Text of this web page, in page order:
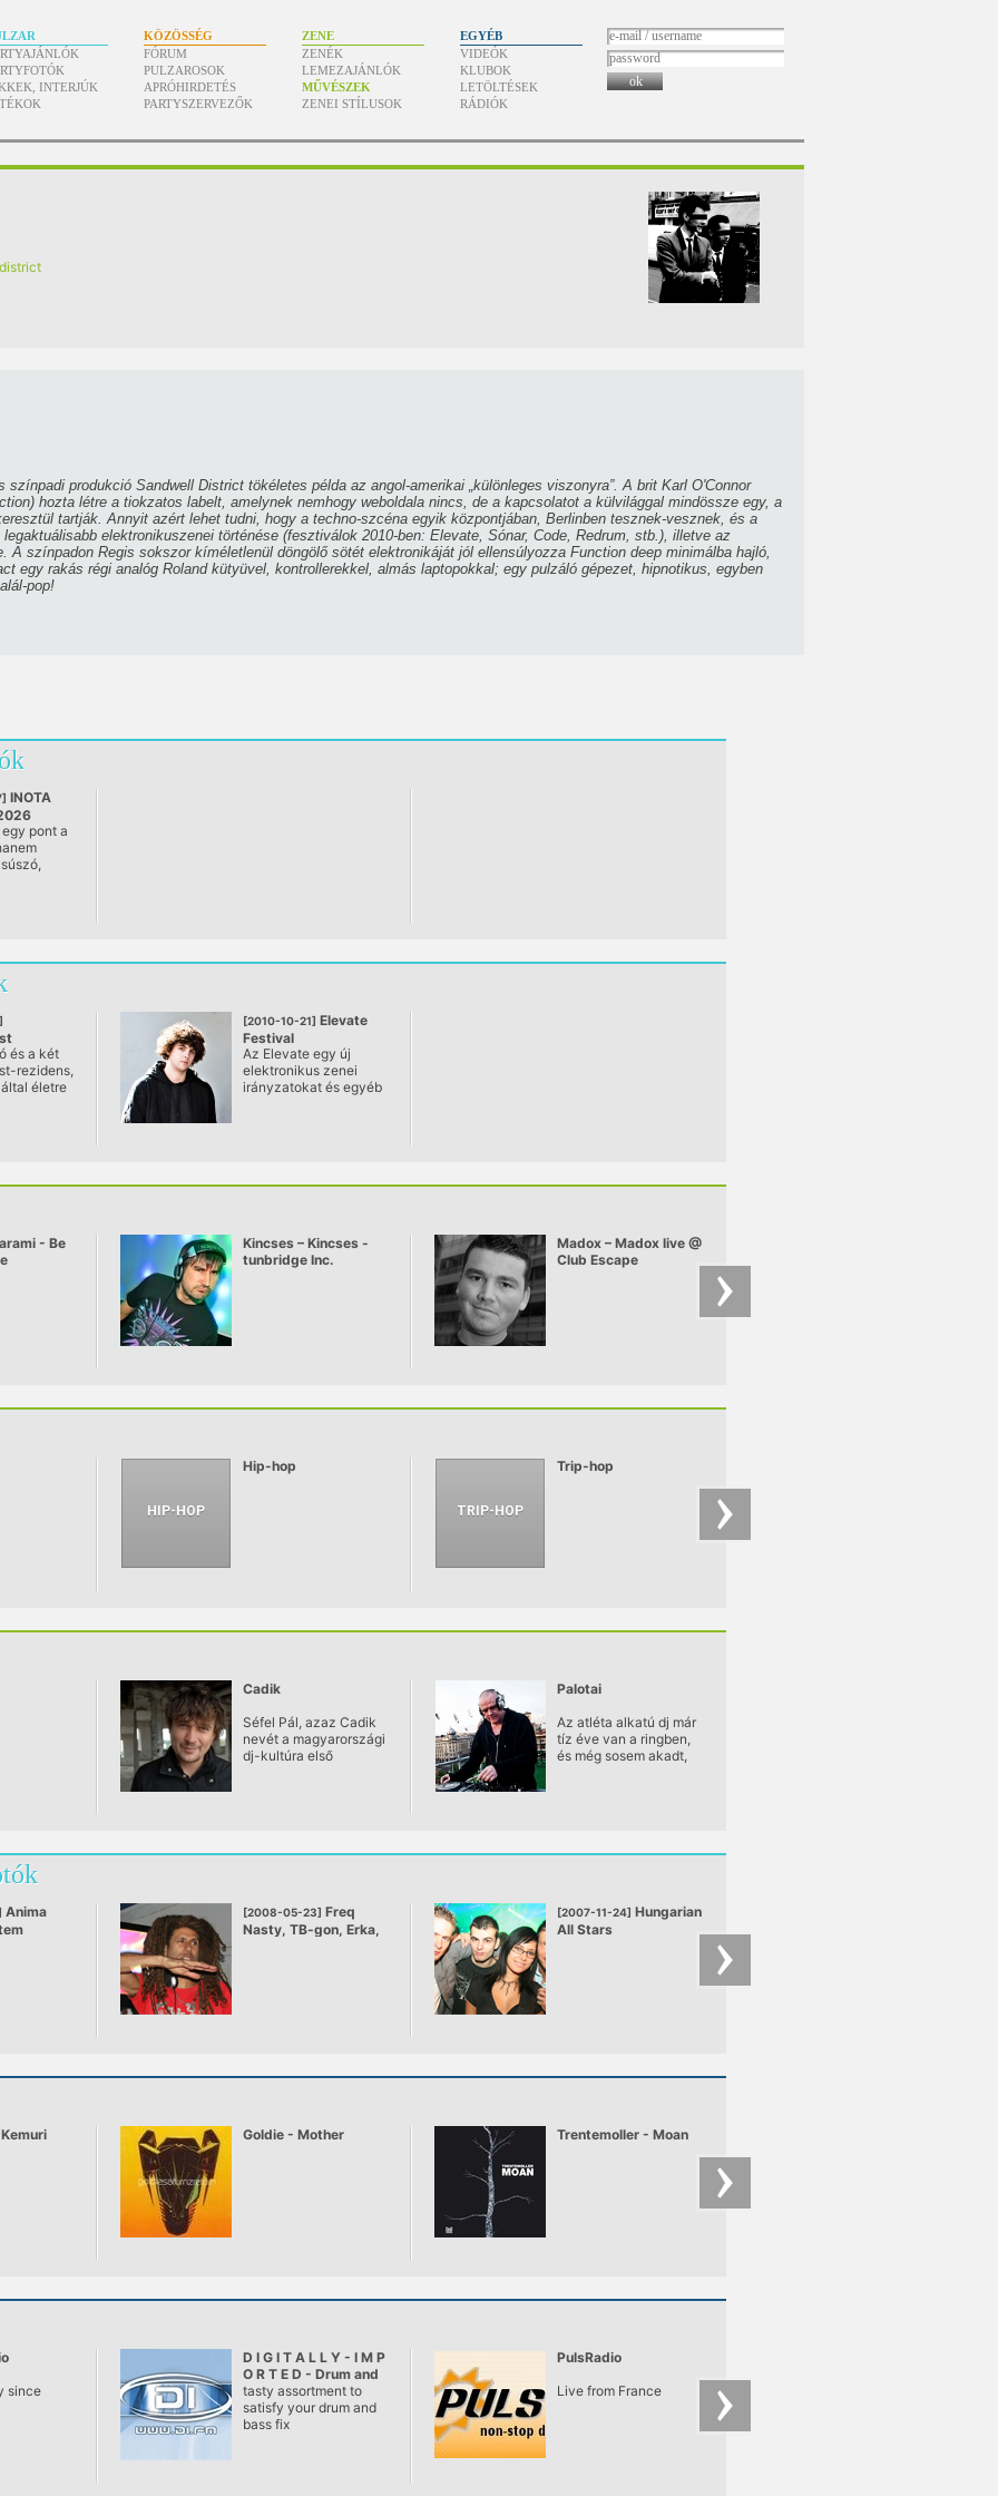
INTERJÚK
KÖZÖSSÉG
FÓRUM
PULZAROSOK
APRÓHIRDETÉS
PARTYSZERVEZŐK
ZENE
ZENÉK
LEMEZAJÁNLÓK
MŰVÉSZEK
ZENEI STÍLUSOK
EGYÉB
VIDEÓK
KLUBOK
LETÖLTÉSEK
RÁDIÓK
ok
produkció Sandwell District tökéletes példa az angol-amerikai „különleges viszonyra”. A brit Karl O'Connor
hozta létre a tiokzatos labelt, amelynek nemhogy weboldala nincs, de a kapcsolatot a külvilággal mindössze egy, a
tartják. Annyit azért lehet tudni, hogy a techno-szcéna egyik központjában, Berlinben tesznek-vesznek, és a
elektronikuszenei történése (fesztiválok 2010-ben: Elevate, Sónar, Code, Redrum, stb.), illetve az
A színpadon Regis sokszor kíméletlenül döngölő sötét elektronikáját jól ellensúlyozza Function deep minimálba hajló,
egy rakás régi analóg Roland kütyüvel, kontrollerekkel, almás laptopokkal; egy pulzáló gépezet, hipnotikus, egyben
pop!
INOTA
egy pont a
és a
egyszerre
és a két
rezidens,
életre
a
[2010-10-21] Elevate
Festival
Az Elevate egy új
elektronikus zenei
irányzatokat és egyéb
rendezvénysorozat. A
a különböző termeket
a rendezvény
névadójául is szolgáló
- Be
Kincses – Kincses -
tunbridge Inc.
Madox – Madox live @
Club Escape
Hip-hop Trip-hop
Cadik
Séfel Pál, azaz Cadik
nevét a magyarországi
dj-kultúra első
Palotai
Az atléta alkatú dj már
tíz éve van a ringben,
és még sosem akadt,
lejátszásával töltött
miatt.
Anima
[2008-05-23] Freq
Nasty, TB-gon, Erka,
[2007-11-24] Hungarian
All Stars
Goldie - Mother Trentemoller - Moan
since
D I G I T A L L Y - I M P
O R T E D - Drum and
Bass
tasty assortment to
satisfy your drum and
bass fix
PulsRadio
Live from France